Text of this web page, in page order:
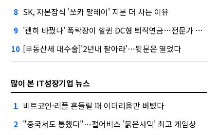
8 SK, 자본잠식 '쏘카 말레이' 지분 더 사는 이유
9 '괜히 바꿨나' 폭락장이 할퀸 DC형 퇴직연금…전문가 조언은
10 [부동산세 대수술]'2년내 팔아라'…뒷문은 열었다
많이 본 IT성장기업 뉴스
1 비트코인·리플 흔들릴 때 이더리움만 버텼다
2 "중국서도 통했다"…펄어비스 '붉은사막' 최고 게임상